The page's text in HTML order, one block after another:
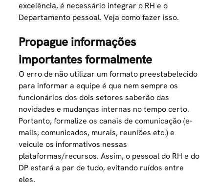
excelência, é necessário integrar o RH e o
Departamento pessoal. Veja como fazer isso.
Propague informações
importantes formalmente
O erro de não utilizar um formato preestabelecido
para informar a equipe é que nem sempre os
funcionários dos dois setores saberão das
novidades e mudanças internas no tempo certo.
Portanto, formalize os canais de comunicação (e-
mails, comunicados, murais, reuniões etc.) e
veicule os informativos nessas
plataformas/recursos. Assim, o pessoal do RH e do
DP estará a par de tudo, evitando ruídos entre
eles.